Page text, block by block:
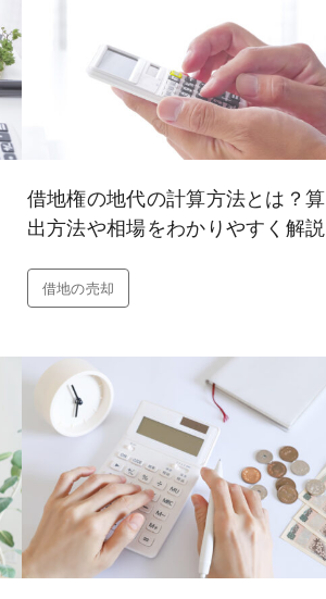
借地権の地代の計算方法とは？算
出方法や相場をわかりやすく解説
借地の売却